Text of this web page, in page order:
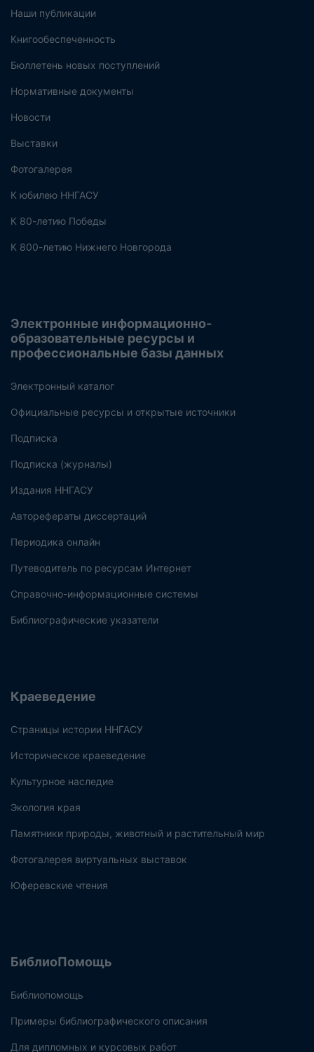
Наши публикации
Книгообеспеченность
Бюллетень новых поступлений
Нормативные документы
Новости
Выставки
Фотогалерея
К юбилею ННГАСУ
К 80-летию Победы
К 800-летию Нижнего Новгорода
Электронные информационно-
образовательные ресурсы и
профессиональные базы данных
Электронный каталог
Официальные ресурсы и открытые источники
Подписка
Подписка (журналы)
Издания ННГАСУ
Авторефераты диссертаций
Периодика онлайн
Путеводитель по ресурсам Интернет
Справочно-информационные системы
Библиографические указатели
Краеведение
Страницы истории ННГАСУ
Историческое краеведение
Культурное наследие
Экология края
Памятники природы, животный и растительный мир
Фотогалерея виртуальных выставок
Юферевские чтения
БиблиоПомощь
Библиопомощь
Примеры библиографического описания
Для дипломных и курсовых работ